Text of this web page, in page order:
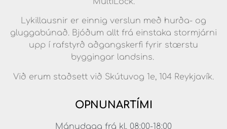
Lykillausnir er einnig verslun með hurða- og
gluggabúnað. Bjóðum allt frá einstaka stormjárni
upp í rafstyrð aðgangskerfi fyrir stærstu
byggingar landsins.
Við erum staðsett við Skútuvog 1e, 104 Reykjavík.
OPNUNARTÍMI
Mánudaga frá kl. 08:00-18:00